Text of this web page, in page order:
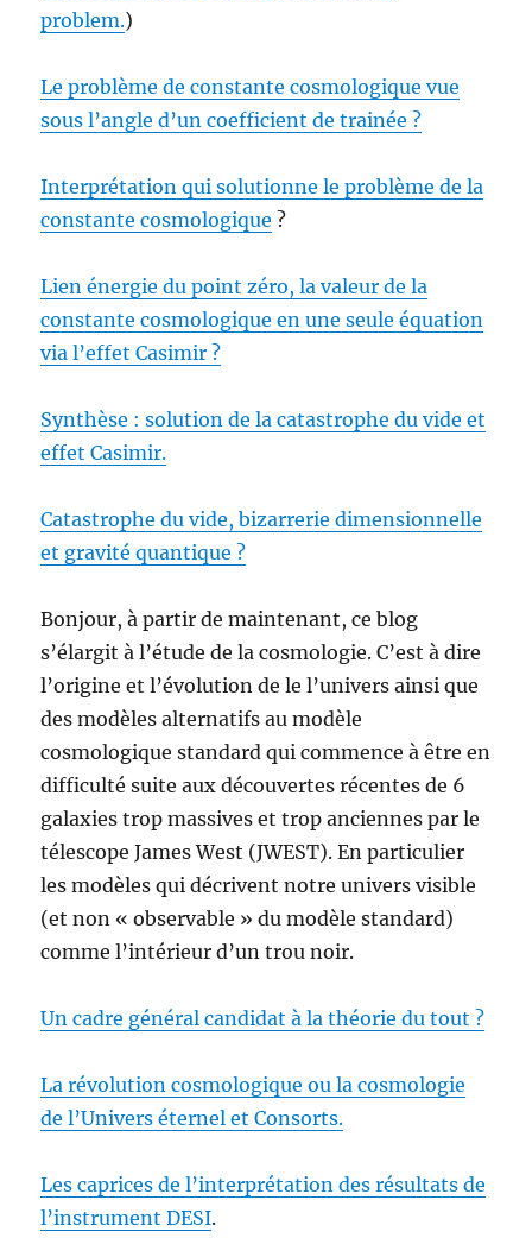
problem.)
Le problème de constante cosmologique vue
sous l’angle d’uncoefficientde trainée ?
Interprétation qui solutionne le problème de la
constante cosmologique ?
Lien énergie du point zéro, la valeur de la
constante cosmologique en une seule équation
via l’effet Casimir ?
Synthèse : solution de la catastrophe du vide et
effet Casimir.
Catastrophe du vide, bizarrerie dimensionnelle
et gravité quantique ?
Bonjour, à partir de maintenant, ce blog
s’élargit à l’étude de la cosmologie. C’est à dire
l’origine et l’évolution de le l’univers ainsi que
des modèles alternatifs au modèle
cosmologique standard qui commence à être en
difficulté suite aux découvertes récentes de 6
galaxies trop massives et trop anciennes par le
télescope James West (JWEST). En particulier
les modèles qui décrivent notre univers visible
(et non « observable » du modèle standard)
comme l’intérieur d’un trou noir.
Un cadre général candidat à la théorie du tout ?
La révolution cosmologique ou la cosmologie
de l’Univers éternel et Consorts.
Les caprices de l’interprétation des résultats de
l’instrument DESI.